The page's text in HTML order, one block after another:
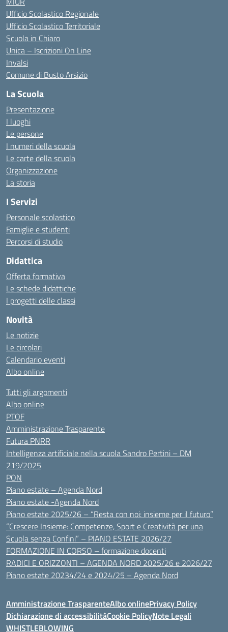
Ufficio Scolastico Regionale
Ufficio Scolastico Territoriale
Scuola in Chiaro
Unica – Iscrizioni On Line
Invalsi
Comune di Busto Arsizio
La Scuola
Presentazione
I luoghi
Le persone
I numeri della scuola
Le carte della scuola
Organizzazione
La storia
I Servizi
Personale scolastico
Famiglie e studenti
Percorsi di studio
Didattica
Offerta formativa
Le schede didattiche
I progetti delle classi
Novità
Le notizie
Le circolari
Calendario eventi
Albo online
Tutti gli argomenti
Albo online
PTOF
Amministrazione Trasparente
Futura PNRR
Intelligenza artificiale nella scuola Sandro Pertini – DM
219/2025
PON
Piano estate – Agenda Nord
Piano estate -Agenda Nord
Piano estate 2025/26 – “Resta con noi: insieme per il futuro”
“Crescere Insieme: Competenze, Sport e Creatività per una
Scuola senza Confini” – PIANO ESTATE 2026/27
FORMAZIONE IN CORSO – formazione docenti
RADICI E ORIZZONTI – AGENDA NORD 2025/26 e 2026/27
Piano estate 20234/24 e 2024/25 – Agenda Nord
Amministrazione TrasparenteAlbo onlinePrivacy Policy
Dichiarazione di accessibilitàCookie PolicyNote Legali
WHISTLEBLOWING